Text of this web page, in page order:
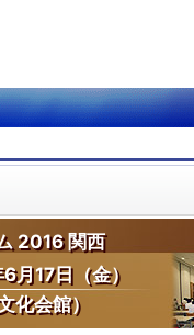
2016 関西
17日（金）
化会館）